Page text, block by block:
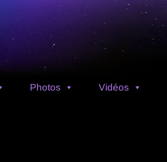
Photos Vidéos